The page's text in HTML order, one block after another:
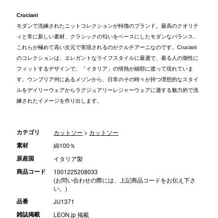
Cruciani
モダンで洗練されたニットコレクションが特徴のブランド。最高のクオリテ
ィと常に新しい素材、クラシックの匂いをベースにしたモダンなバランス、
これらが極めて高い次元で実現されるのがクルチアーニなのです。Cruciani
のコレクションは、エレガントなライフスタイルに最適で、着る人の個性に
フィットするデザインで、「イタリア」の情熱が細部に渡って現れていま
す。ウンブリア州にあるメゾンから、日常のその時々が持つ理想的なスタイ
ルをデイリーウェアからラグジュアリーレジャーウェアに適する魅力的で洗
練されたイメージを作り出します。
カテゴリ カットソー > カットソー
素材 綿100％
原産国 イタリア製
商品コード
1001225208033
(お問い合わせの際には、上記商品コードをお伝え下さ
い。)
品番 JU1371
雑誌掲載 LEON.jp 掲載